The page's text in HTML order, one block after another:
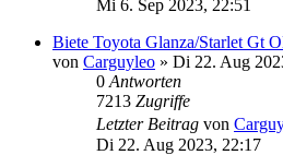
Mi 6. Sep 2023, 22:51
Biete Toyota Glanza/Starlet Gt
von Carguyleo » Di 22. Aug
0 Antworten
7213 Zugriffe
Letzter Beitrag von
Di 22. Aug 2023, 22:17